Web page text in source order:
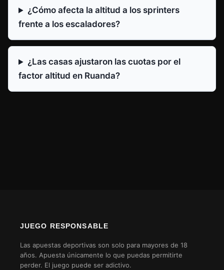
¿Cómo afecta la altitud a los sprinters
frente a los escaladores?
¿Las casas ajustaron las cuotas por el
factor altitud en Ruanda?
JUEGO RESPONSABLE
Las apuestas deportivas son solo para mayores de 18
años. Apuesta únicamente lo que puedas permitirte
perder. El juego puede ser adictivo.